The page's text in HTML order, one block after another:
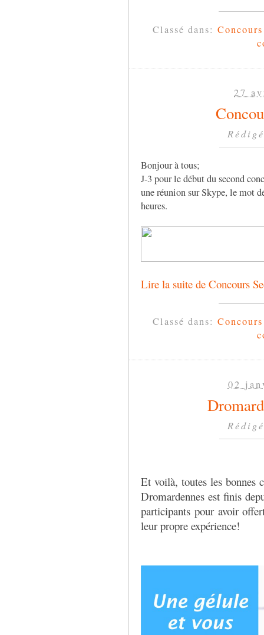
Classé dans:
27
Bonjour à tous;
J-3 pour le début du second
une réunion sur Skype, le mot
heures.
Lire la suite de Concours
Classé dans:
02
Et voilà, toutes les bonnes
Dromardennes est finis
participants pour avoir
leur propre expérience!